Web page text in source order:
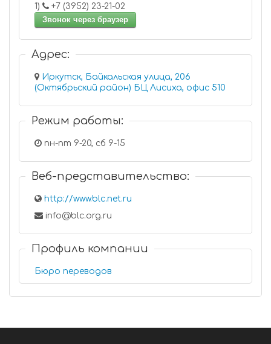
1)
+7 (3952) 23-21-02
Звонок через браузер
Адрес:
Иркутск, Байкальская улица, 206
(Октябрьский район) БЦ Лисиха, офис 510
Режим работы:
пн-пт 9-20, сб 9-15
Веб-представительство:
http://www.blc.net.ru
info@blc.org.ru
Профиль компании
Бюро переводов